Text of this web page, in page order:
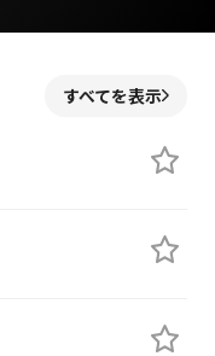
すべてを表示